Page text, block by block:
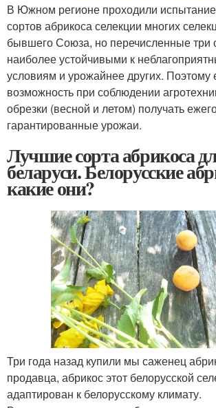
В Южном регионе проходили
сортов абрикоса селекции многих
бывшего Союза, но перечисленные три
наиболее устойчивыми к
условиям и урожайнее других. Поэтому
возможность при соблюдении
обрезки (весной и летом) получать
гарантированные урожаи.
Лучшие сорта абрикоса
беларуси. Белорусские
какие они?
Три года назад купили мы саженец
продавца, абрикос этот белорусской
адаптирован к белорусскому климату.